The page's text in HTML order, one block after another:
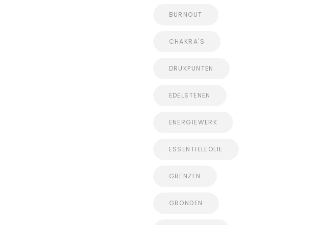
BURNOUT
CHAKRA'S
DRUKPUNTEN
EDELSTENEN
ENERGIEWERK
ESSENTIELEOLIE
GRENZEN
GRONDEN